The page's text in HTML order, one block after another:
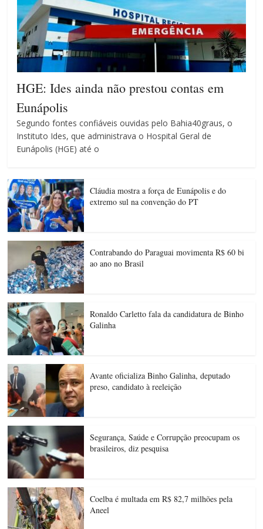
HGE: Ides ainda não prestou contas em
Eunápolis
Segundo fontes confiáveis ouvidas pelo Bahia40graus, o
Instituto Ides, que administrava o Hospital Geral de
Eunápolis (HGE) até o
Cláudia mostra a força de Eunápolis e do
extremo sul na convenção do PT
Contrabando do Paraguai movimenta R$ 60 bi
ao ano no Brasil
Ronaldo Carletto fala da candidatura de Binho
Galinha
Avante oficializa Binho Galinha, deputado
preso, candidato à reeleição
Segurança, Saúde e Corrupção preocupam os
brasileiros, diz pesquisa
Coelba é multada em R$ 82,7 milhões pela
Aneel